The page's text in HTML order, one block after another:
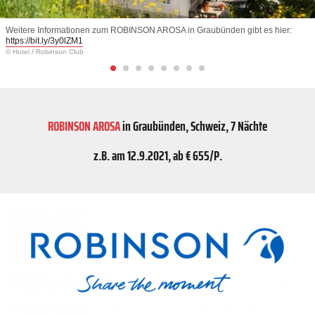
Weitere Informationen zum ROBINSON AROSA in Graubünden gibt es hier:
https://bit.ly/3y0lZM1
© Hotel / Robinson Club
ROBINSON AROSAin Graubünden, Schweiz, 7 Nächte
z.B. am 12.9.2021, ab € 655/P.